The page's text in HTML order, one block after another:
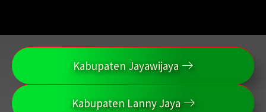
Kabupaten Jayawijaya
Kabupaten Lanny Jaya